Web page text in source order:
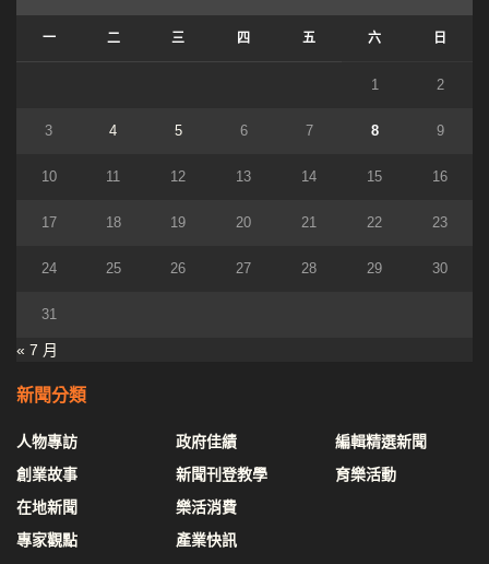
一 二 三 四 五 六 日
1 2
3 4 5 6 7 8 9
10 11 12 13 14 15 16
17 18 19 20 21 22 23
24 25 26 27 28 29 30
31
« 7 月
新聞分類
人物專訪
創業故事
在地新聞
專家觀點
政府佳績
新聞刊登教學
樂活消費
產業快訊
編輯精選新聞
育樂活動